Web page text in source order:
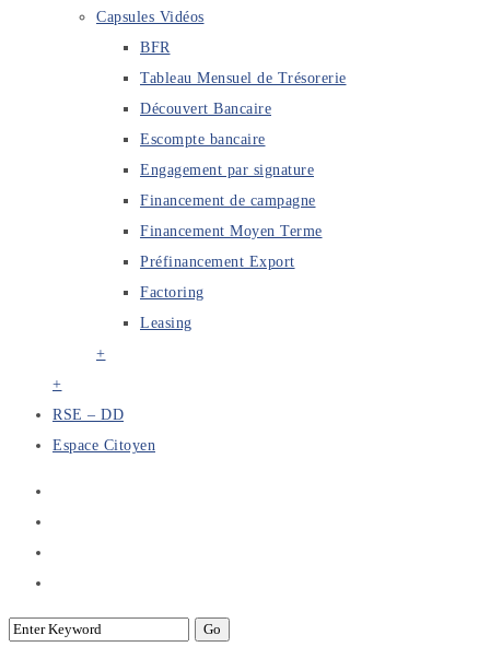
Capsules Vidéos
BFR
Tableau Mensuel de Trésorerie
Découvert Bancaire
Escompte bancaire
Engagement par signature
Financement de campagne
Financement Moyen Terme
Préfinancement Export
Factoring
Leasing
+
+
RSE – DD
Espace Citoyen